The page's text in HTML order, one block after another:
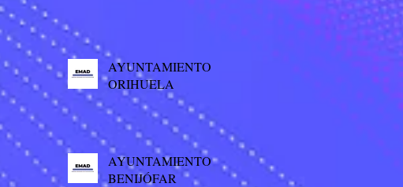
AYUNTAMIENTO
ORIHUELA
AYUNTAMIENTO
BENIJÓFAR